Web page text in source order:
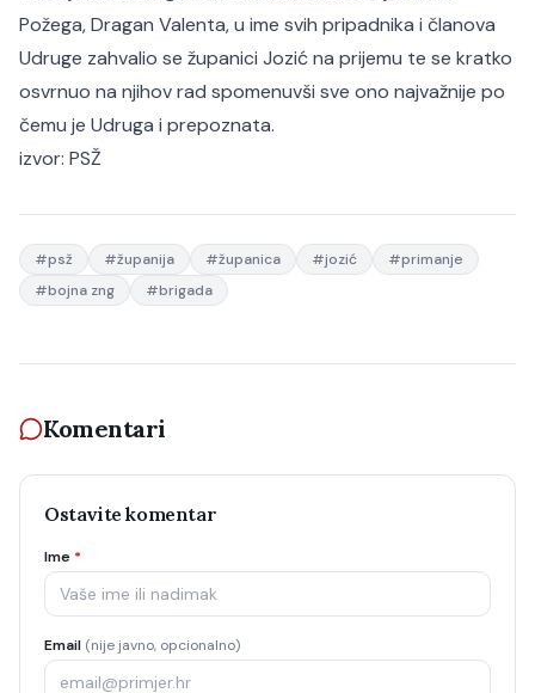
Požega, Dragan Valenta, u ime svih pripadnika i članova
Udruge zahvalio se županici Jozić na prijemu te se kratko
osvrnuo na njihov rad spomenuvši sve ono najvažnije po
čemu je Udruga i prepoznata.
izvor: PSŽ
#psž #županija #županica #jozić #primanje
#bojna zng #brigada
Komentari
Ostavite komentar
Ime *
Email (nije javno, opcionalno)